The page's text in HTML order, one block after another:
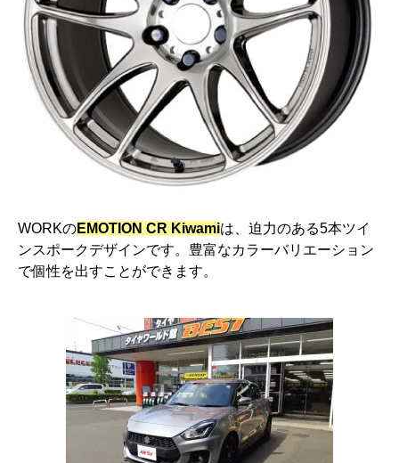
WORKのEMOTION CR Kiwamiは、迫力のある5本ツイ
ンスポークデザインです。豊富なカラーバリエーション
で個性を出すことができます。